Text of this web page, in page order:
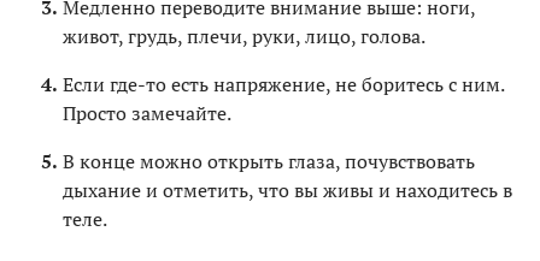
Медленно переводите внимание выше: ноги,
живот, грудь, плечи, руки, лицо, голова.
Если где-то есть напряжение, не боритесь с ним.
Просто замечайте.
В конце можно открыть глаза, почувствовать
дыхание и отметить, что вы живы и находитесь в
теле.